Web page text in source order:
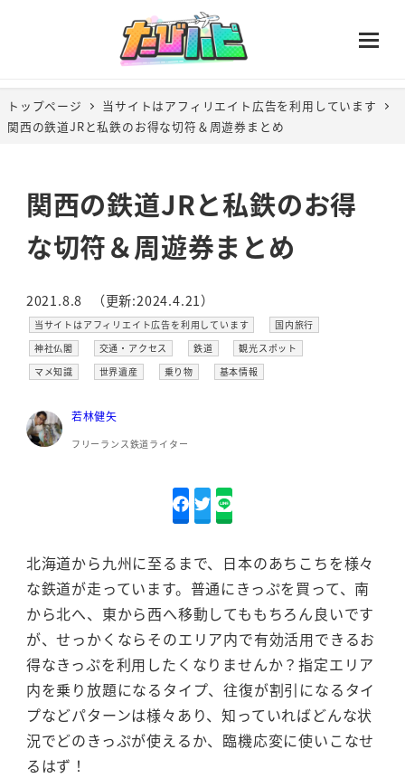
トップページ
当サイトはアフィリエイト広告を利用しています
関西の鉄道JRと私鉄のお得な切符＆周遊券まとめ
関西の鉄道JRと私鉄のお得
な切符＆周遊券まとめ
投稿日
2021.8.8
更新日
（更新:2024.4.21）
カテゴリー
当サイトはアフィリエイト広告を利用しています カテゴリー
国内旅行
カテゴリー
神社仏閣 カテゴリー
交通・アクセス カテゴリー
鉄道 カテゴリー
観光スポット
カテゴリー
マメ知識 カテゴリー
世界遺産 カテゴリー
乗り物 カテゴリー
基本情報
若林健矢
フリーランス鉄道ライター
北海道から九州に至るまで、日本のあちこちを様々
な鉄道が走っています。普通にきっぷを買って、南
から北へ、東から西へ移動してももちろん良いです
が、せっかくならそのエリア内で有効活用できるお
得なきっぷを利用したくなりませんか？指定エリア
内を乗り放題になるタイプ、往復が割引になるタイ
プなどパターンは様々あり、知っていればどんな状
況でどのきっぷが使えるか、臨機応変に使いこなせ
るはず！